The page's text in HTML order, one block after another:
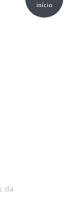
da
início